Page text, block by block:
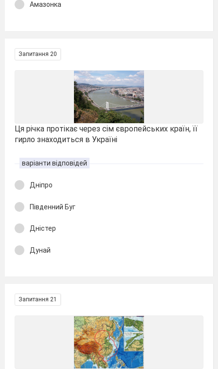
Амазонка
Запитання 20
Ця річка протікає через сім європейських країн, її
гирло знаходиться в Україні
варіанти відповідей
Дніпро
Південний Буг
Дністер
Дунай
Запитання 21